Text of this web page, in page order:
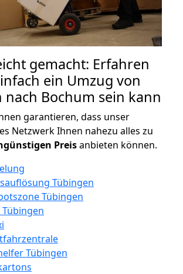
gemacht: Erfahren
ein Umzug von
nach Bochum sein kann
garantieren, dass unser
Netzwerk Ihnen nahezu alles zu
Preisanbieten können.
Tübingen
Tübingen
Tübingen